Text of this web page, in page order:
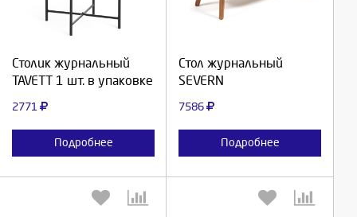
Столик журнальный
TAVETT 1 шт. в упаковке
2771
Подробнее
Отмена
Стол журнальный
SEVERN
7586
Подробнее